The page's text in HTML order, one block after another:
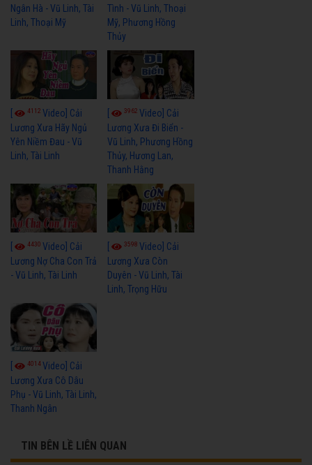
Ngân Hà - Vũ Linh, Tài
Linh, Thoại Mỹ
Tình - Vũ Linh, Thoại
Mỹ, Phương Hồng
Thủy
4112 Video] Cải
Lương Xưa Hãy Ngủ
Yên Niềm Đau - Vũ
Linh, Tài Linh
3962Video] Cải
Lương Xưa Đi Biển -
Vũ Linh, Phương Hồng
Thủy, Hương Lan,
Thanh Hằng
4430 Video] Cải
Lương Nợ Cha Con Trả
- Vũ Linh, Tài Linh
3598Video] Cải
Lương Xưa Còn
Duyên - Vũ Linh, Tài
Linh, Trọng Hữu
[ 4014Video] Cải
Lương Xưa Cô Dâu
Phụ - Vũ Linh, Tài Linh,
Thanh Ngân
TIN BÊN LỀ LIÊN QUAN